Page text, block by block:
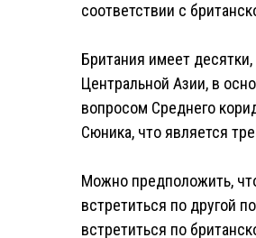
соответствии с
Британия имеет
Центральной Азии, в
вопросом Среднего
Сюника, что является
Можно предположить,
встретиться по другой
встретиться по